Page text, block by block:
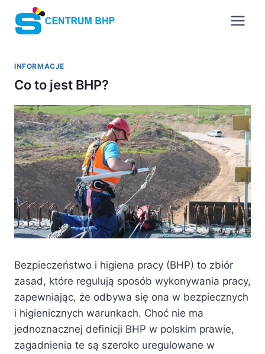
Przejdź
INFORMACJE
Co to jest BHP?
Bezpieczeństwo i higiena pracy (BHP) to zbiór
zasad, które regulują sposób wykonywania pracy,
zapewniając, że odbywa się ona w bezpiecznych
i higienicznych warunkach. Choć nie ma
jednoznacznej definicji BHP w polskim prawie,
zagadnienia te są szeroko uregulowane w